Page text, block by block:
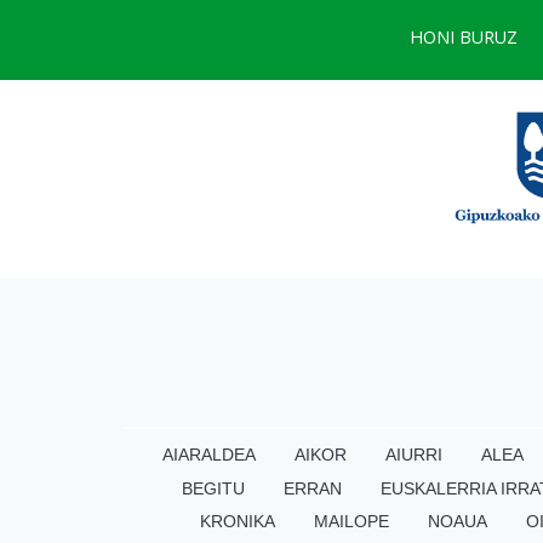
HONI BURUZ
AIARALDEA AIKOR AIURRI ALEA
BEGITU
ERRAN EUSKALERRIA
KRONIKA
MAILOPE NOAUA